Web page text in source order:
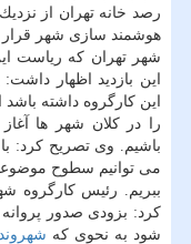
رصد خانه تهران از
هوشمند سازی شهر
شهر تهران كه ریاست
این بازدید اظهار
این كارگروه داشته
را در كلان شهر ها
باشیم. وی تصریح كرد:
می توانیم سطوح
ببریم. رئیس كارگروه
كرد: بزودی صدور
شود به نحوی كه